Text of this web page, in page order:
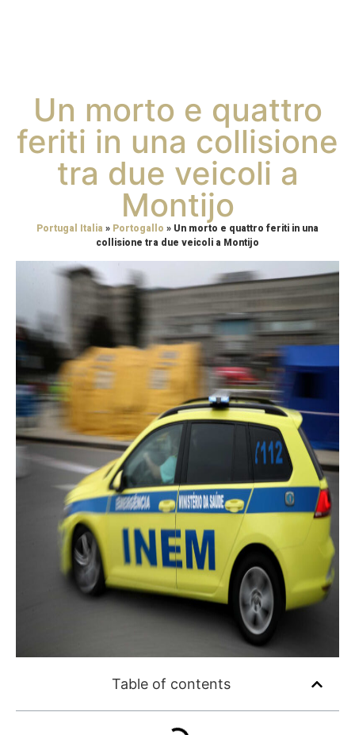
Un morto e quattro
feriti in una collisione
tra due veicoli a
Montijo
Portugal Italia » Portogallo » Un morto e quattro feriti in una
collisione tra due veicoli a Montijo
Table of contents